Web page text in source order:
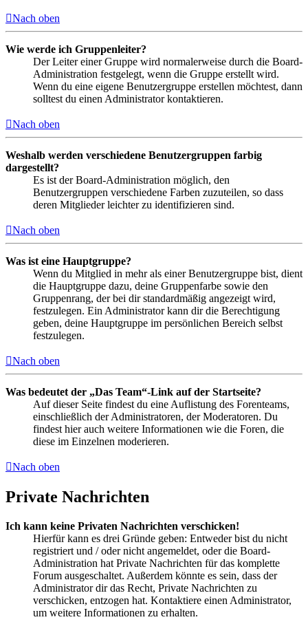
Nach oben
Wie werde ich Gruppenleiter?
Der Leiter einer Gruppe wird normalerweise durch die Board-
Administration festgelegt, wenn die Gruppe erstellt wird.
Wenn du eine eigene Benutzergruppe erstellen möchtest, dann
solltest du einen Administrator kontaktieren.
Nach oben
Weshalb werden verschiedene Benutzergruppen farbig
dargestellt?
Es ist der Board-Administration möglich, den
Benutzergruppen verschiedene Farben zuzuteilen, so dass
deren Mitglieder leichter zu identifizieren sind.
Nach oben
Was ist eine Hauptgruppe?
Wenn du Mitglied in mehr als einer Benutzergruppe bist, dient
die Hauptgruppe dazu, deine Gruppenfarbe sowie den
Gruppenrang, der bei dir standardmäßig angezeigt wird,
festzulegen. Ein Administrator kann dir die Berechtigung
geben, deine Hauptgruppe im persönlichen Bereich selbst
festzulegen.
Nach oben
Was bedeutet der „Das Team“-Link auf der Startseite?
Auf dieser Seite findest du eine Auflistung des Forenteams,
einschließlich der Administratoren, der Moderatoren. Du
findest hier auch weitere Informationen wie die Foren, die
diese im Einzelnen moderieren.
Nach oben
Private Nachrichten
Ich kann keine Privaten Nachrichten verschicken!
Hierfür kann es drei Gründe geben: Entweder bist du nicht
registriert und / oder nicht angemeldet, oder die Board-
Administration hat Private Nachrichten für das komplette
Forum ausgeschaltet. Außerdem könnte es sein, dass der
Administrator dir das Recht, Private Nachrichten zu
verschicken, entzogen hat. Kontaktiere einen Administrator,
um weitere Informationen zu erhalten.